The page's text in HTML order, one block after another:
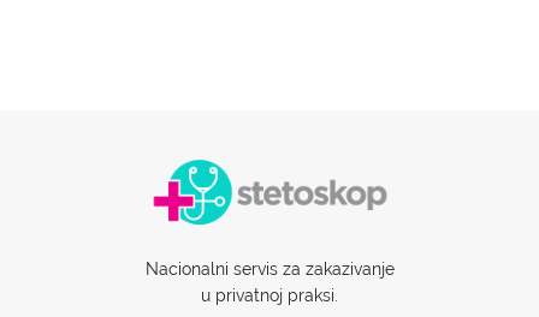
Nacionalni servis za zakazivanje
u privatnoj praksi.